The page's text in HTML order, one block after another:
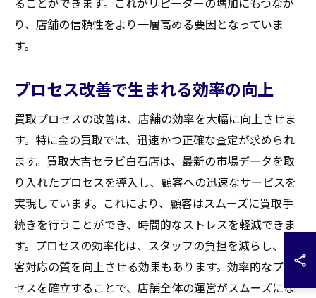
り、店舗の信頼性をより一層高める要因となっていま
す。
プロセス改善で生まれる効率の向上
買取プロセスの改善は、店舗の効率を大幅に向上させま
す。特に金の買取では、迅速かつ正確な査定が求められ
ます。買取大吉セラビ白石店は、最新の市場データを取
り入れたプロセスを導入し、顧客への迅速なサービスを
実現しています。これにより、顧客はスムーズに買取手
続きを行うことができ、時間的なストレスを軽減できま
す。プロセスの効率化は、スタッフの負担を減らし、顧
客対応の質を向上させる効果もあります。効率的なプロ
セスを確立することで、店舗全体の運営がスムーズにな